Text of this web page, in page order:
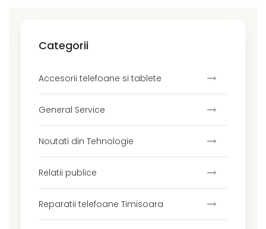
Categorii
Accesorii telefoane si tablete
General Service
Noutati din Tehnologie
Relatii publice
Reparatii telefoane Timisoara